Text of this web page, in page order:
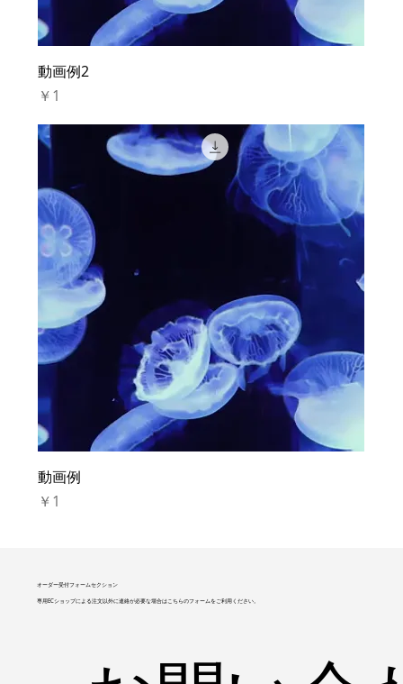
オーダー受付フォームセクション
専用ECショップによる注文以外に連絡が必要な場合はこちらのフォームをご利用ください。
動画例2
価格
￥1
動画例
価格
￥1